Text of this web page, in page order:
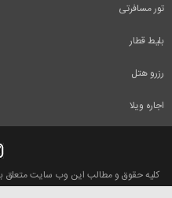
تور مسافرتی
بلیط قطار
رزرو هتل
اجاره ویلا
کلیه حقوق و مطالب این وب سایت متعلق به